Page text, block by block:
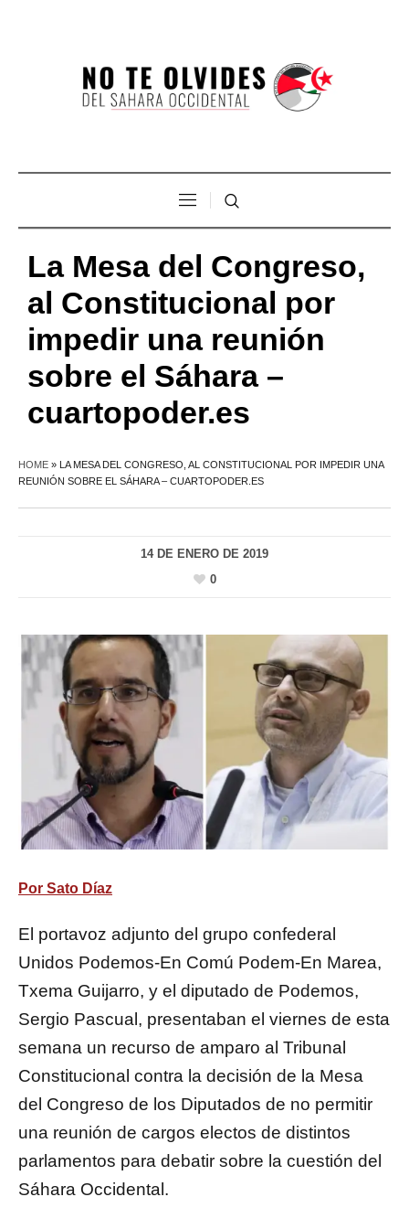
La Mesa del Congreso,
al Constitucional por
impedir una reunión
sobre el Sáhara –
cuartopoder.es
HOME » LA MESA DEL CONGRESO, AL CONSTITUCIONAL POR IMPEDIR UNA
REUNIÓN SOBRE EL SÁHARA – CUARTOPODER.ES
14 DE ENERO DE 2019
0
Por Sato Díaz
El portavoz adjunto del grupo confederal
Unidos Podemos-En Comú Podem-En Marea,
Txema Guijarro, y el diputado de Podemos,
Sergio Pascual, presentaban el viernes de esta
semana un recurso de amparo al Tribunal
Constitucional contra la decisión de la Mesa
del Congreso de los Diputados de no permitir
una reunión de cargos electos de distintos
parlamentos para debatir sobre la cuestión del
Sáhara Occidental.